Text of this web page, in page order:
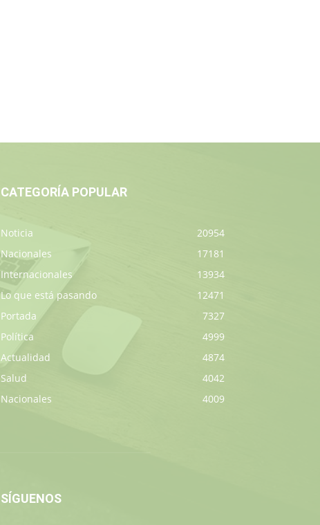
CATEGORÍA POPULAR
Noticia
20954
Nacionales
17181
Internacionales
13934
Lo que está pasando
12471
Portada
7327
Política
4999
Actualidad
4874
Salud
4042
Nacionales
4009
SÍGUENOS